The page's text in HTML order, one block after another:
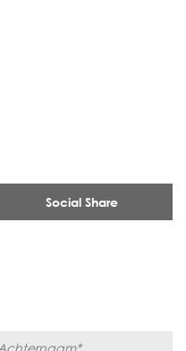
Social Share